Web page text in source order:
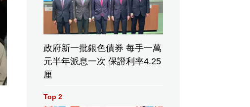
政府新一批銀色債券 每手一萬
元半年派息一次 保證利率4.25
厘
Top 2